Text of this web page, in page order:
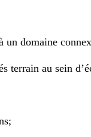
un domaine
au sein